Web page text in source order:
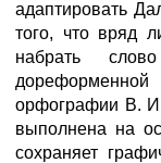
адаптировать
того, что вряд
набрать
орфографии В.
выполнена на
сохраняет